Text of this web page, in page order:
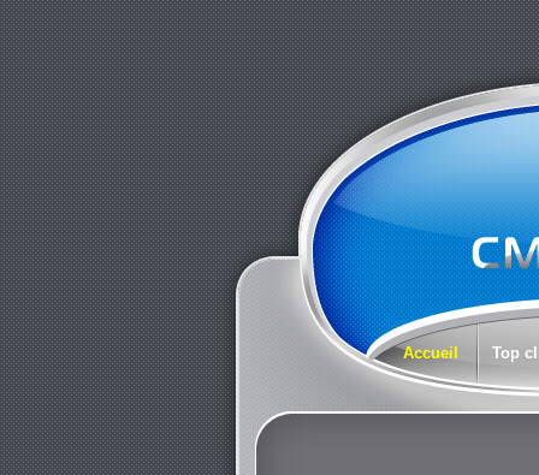
Accueil Top